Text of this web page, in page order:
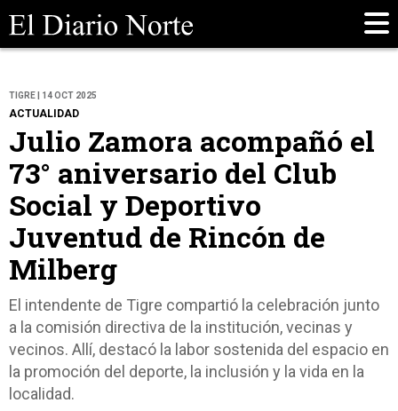
TIGRE | 14 OCT 2025
ACTUALIDAD
Julio Zamora acompañó el
73° aniversario del Club
Social y Deportivo
Juventud de Rincón de
Milberg
El intendente de Tigre compartió la celebración junto
a la comisión directiva de la institución, vecinas y
vecinos. Allí, destacó la labor sostenida del espacio en
la promoción del deporte, la inclusión y la vida en la
localidad.